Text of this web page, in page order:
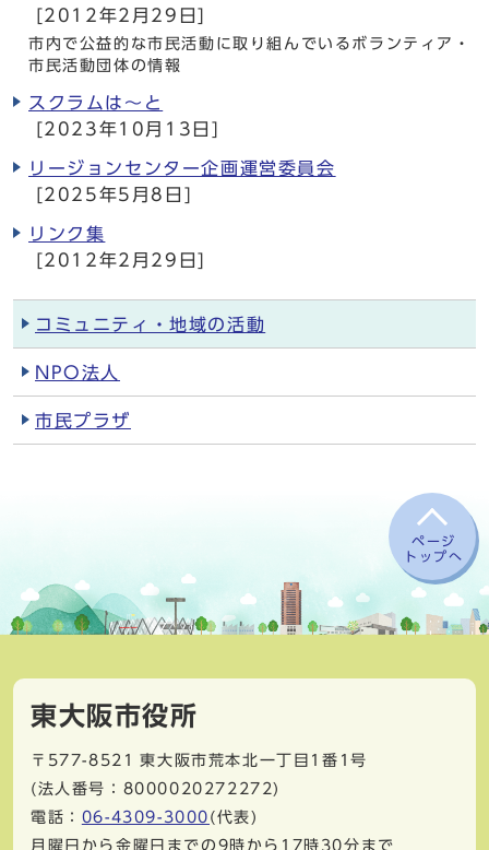
[2012年2月29日]
市内で公益的な市民活動に取り組んでいるボランティア・
市民活動団体の情報
スクラムは〜と
[2023年10月13日]
リージョンセンター企画運営委員会
[2025年5月8日]
リンク集
[2012年2月29日]
コミュニティ・地域の活動
NPO法人
市民プラザ
ページ
トップへ
東大阪市役所
〒577-8521
東大阪市荒本北一丁目1番1号
(法人番号：8000020272272)
電話： 06-4309-3000 (代表)
月曜日から金曜日までの9時から17時30分まで